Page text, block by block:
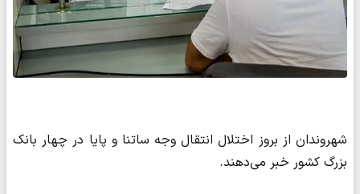
شهروندان از بروز اختلال انتقال وجه ساتنا و پایا در چهار بانک
بزرگ کشور خبر می‌دهند.